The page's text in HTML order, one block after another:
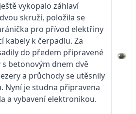
vykopalo záhlaví
skruží, položila se
pro přívod elektřiny
kabely k čerpadlu. Za
do předem připravené
betonovým dnem dvě
a průchody se utěsnily
Nyní je studna připravena
a vybavení elektronikou.